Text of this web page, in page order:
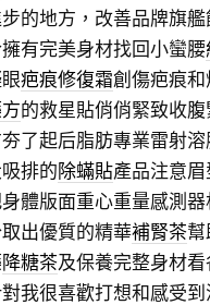
的地方，改善品牌旗
有完美身材找回小蠻腰
疤痕修復霜創傷疤痕
的救星貼俏俏緊致收
了起后脂肪專業雷射溶
排的除蟎貼產品注意
體版面重心重量感測
出優質的精華補腎茶幫
降糖茶及保養完整身材
我很喜歡打想和感受到